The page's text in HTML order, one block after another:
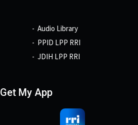
Audio Library
PPID LPP RRI
JDIH LPP RRI
Get My App